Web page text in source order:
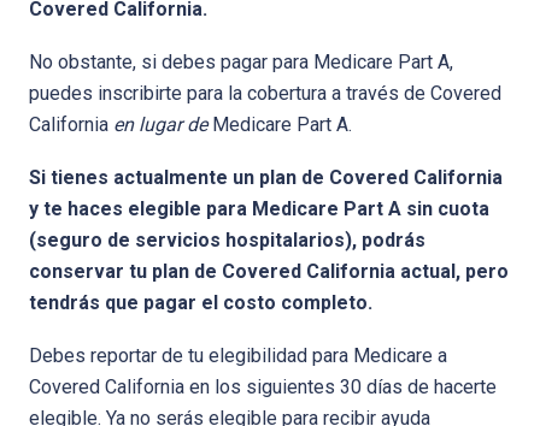
Covered California.
No obstante, si debes pagar para Medicare Part A,
puedes inscribirte para la cobertura a través de Covered
California en lugar deMedicare Part A.
Si tienes actualmente un plan de Covered California
y te haces elegible para Medicare Part A sin cuota
(seguro de servicios hospitalarios), podrás
conservar tu plan de Covered California actual, pero
tendrás que pagar el costo completo.
Debes reportar de tu elegibilidad para Medicare a
Covered California en los siguientes 30 días de hacerte
elegible. Ya no serás elegible para recibir ayuda